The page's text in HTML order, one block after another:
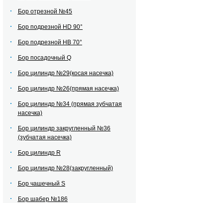
Бор отрезной №45
Бор подрезной HD 90°
Бор подрезной HВ 70°
Бор посадочный Q
Бор цилиндр №29(косая насечка)
Бор цилиндр №26(прямая насечка)
Бор цилиндр №34 (прямая зубчатая
насечка)
Бор цилиндр закругленный №36
(зубчатая насечка)
Бор цилиндр R
Бор цилиндр №28(закругленный)
Бор чашечный S
Бор шабер №186